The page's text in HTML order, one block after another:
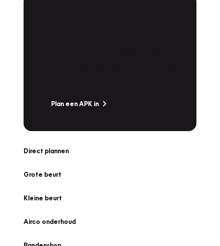
Plan een APK in
Direct plannen
Grote beurt
Kleine beurt
Airco onderhoud